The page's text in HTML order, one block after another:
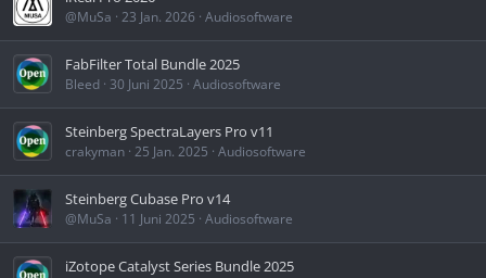
@MuSa 23 Jan. 2026 Audiosoftware
FabFilter Total Bundle 2025
Bleed 30 Juni 2025 Audiosoftware
Steinberg SpectraLayers Pro v11
crakyman 25 Jan. 2025 Audiosoftware
Steinberg Cubase Pro v14
@MuSa 11 Juni 2025 Audiosoftware
iZotope Catalyst Series Bundle 2025